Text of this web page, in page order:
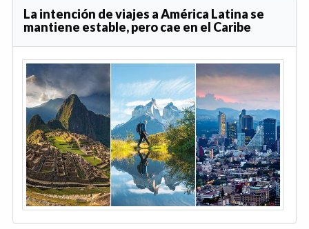
La intención de viajes a América Latina se
mantiene estable, pero cae en el Caribe